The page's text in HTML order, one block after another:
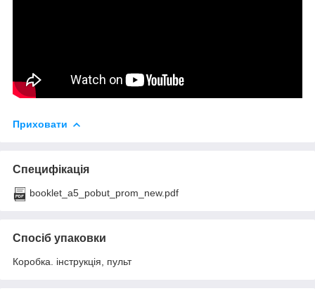
Приховати
Специфікація
booklet_a5_pobut_prom_new.pdf
Спосіб упаковки
Коробка. інструкція, пульт